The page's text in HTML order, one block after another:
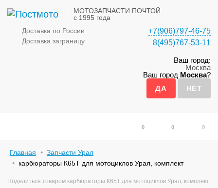
МОТОЗАПЧАСТИ ПОЧТОЙ
с 1995 года
Доставка по России
Доставка заграницу
+7(906)797-46-75
8(495)767-53-11
Ваш город:
Москва
Ваш город Москва?
0
0 0
Главная
Запчасти Урал
карбюраторы К65Т для мотоциклов Урал, комплект
Поделиться товаром карбюраторы К65Т для мотоциклов Урал, комплект